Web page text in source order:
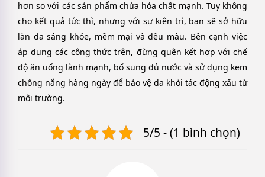
hơn so với các sản phẩm chứa hóa chất mạnh. Tuy không
cho kết quả tức thì, nhưng với sự kiên trì, bạn sẽ sở hữu
làn da sáng khỏe, mềm mại và đều màu. Bên cạnh việc
áp dụng các công thức trên, đừng quên kết hợp với chế
độ ăn uống lành mạnh, bổ sung đủ nước và sử dụng kem
chống nắng hàng ngày để bảo vệ da khỏi tác động xấu từ
môi trường.
5/5 - (1 bình chọn)